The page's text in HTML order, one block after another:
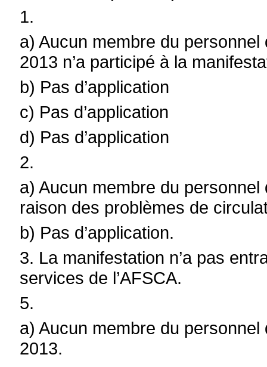
1.
a) Aucun membre du personnel
2013 n’a participé à la
b) Pas d’application
c) Pas d’application
d) Pas d’application
2.
a) Aucun membre du personnel
raison des problèmes de
b) Pas d’application.
3. La manifestation n’a pas
services de l’AFSCA.
5.
a) Aucun membre du personnel
2013.